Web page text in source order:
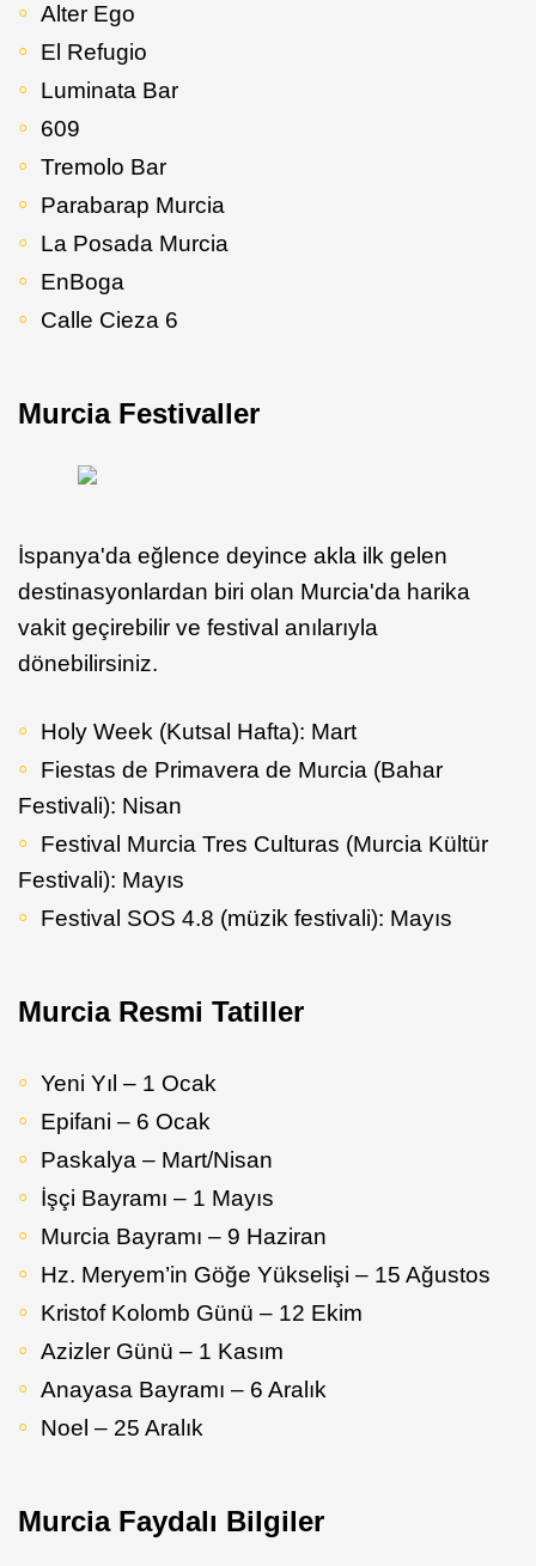
Alter Ego
El Refugio
Luminata Bar
609
Tremolo Bar
Parabarap Murcia
La Posada Murcia
EnBoga
Calle Cieza 6
Murcia Festivaller
İspanya'da eğlence deyince akla ilk gelen
destinasyonlardan biri olan Murcia'da harika
vakit geçirebilir ve festival anılarıyla
dönebilirsiniz.
Holy Week (Kutsal Hafta): Mart
Fiestas de Primavera de Murcia (Bahar
Festivali): Nisan
Festival Murcia Tres Culturas (Murcia Kültür
Festivali): Mayıs
Festival SOS 4.8 (müzik festivali): Mayıs
Murcia Resmi Tatiller
Yeni Yıl – 1 Ocak
Epifani – 6 Ocak
Paskalya – Mart/Nisan
İşçi Bayramı – 1 Mayıs
Murcia Bayramı – 9 Haziran
Hz. Meryem’in Göğe Yükselişi – 15 Ağustos
Kristof Kolomb Günü – 12 Ekim
Azizler Günü – 1 Kasım
Anayasa Bayramı – 6 Aralık
Noel – 25 Aralık
Murcia Faydalı Bilgiler